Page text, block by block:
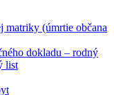
matriky (úmrtie občana
dokladu – rodný
list